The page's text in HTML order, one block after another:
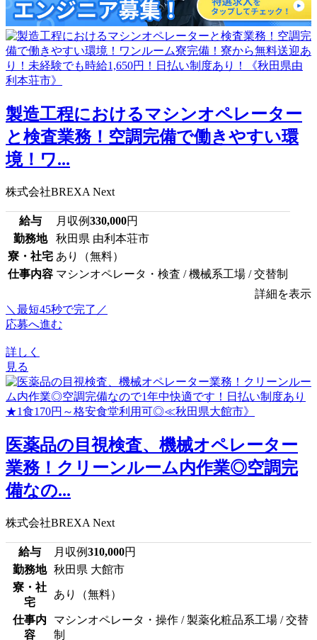
製造工程におけるマシンオペレーター
と検査業務！空調完備で働きやすい環
境！ワ...
株式会社BREXA Next
給与 月収例330,000円
勤務地
秋田県 由利本荘市
寮・社宅 あり（無料）
仕事内容 マシンオペレータ・検査 / 機械系工場 / 交替制
詳細を表示
＼最短45秒で完了／
応募へ進む
詳しく
見る
医薬品の目視検査、機械オペレーター
業務！クリーンルーム内作業◎空調完
備なの...
株式会社BREXA Next
給与 月収例310,000円
勤務地
秋田県 大館市
寮・社
宅
あり（無料）
仕事内
容
マシンオペレータ・操作 / 製薬化粧品系工場 / 交替
制